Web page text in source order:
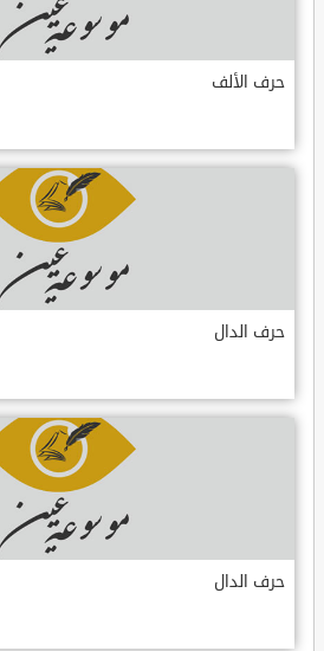
حرف الألف
حرف الدال
حرف الدال